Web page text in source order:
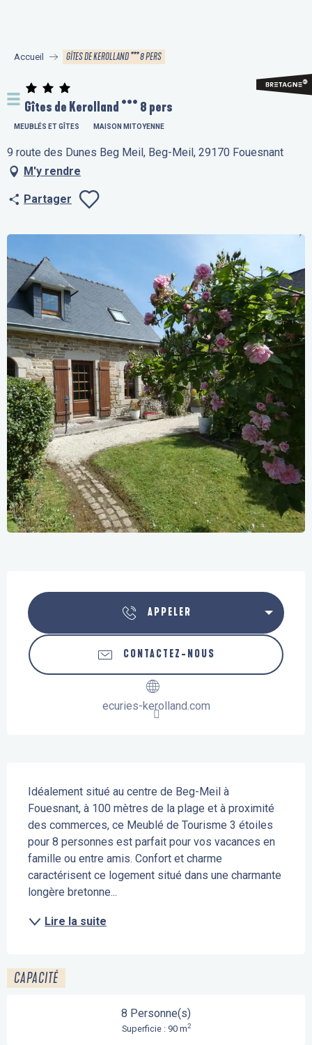
principal
Accueil GÎTES DE KEROLLAND *** 8 PERS
Gîtes de Kerolland *** 8 pers
MEUBLÉS ET GÎTES MAISON MITOYENNE
9 route des Dunes Beg Meil, Beg-Meil, 29170 Fouesnant
M'y rendre
Partager
APPELER
CONTACTEZ-NOUS
ecuries-kerolland.com
Idéalement situé au centre de Beg-Meil à
Fouesnant, à 100 mètres de la plage et à proximité
des commerces, ce Meublé de Tourisme 3 étoiles
pour 8 personnes est parfait pour vos vacances en
famille ou entre amis. Confort et charme
caractérisent ce logement situé dans une charmante
longère bretonne...
Lire la suite
CAPACITÉ
8 Personne(s)
Superficie : 90 m2